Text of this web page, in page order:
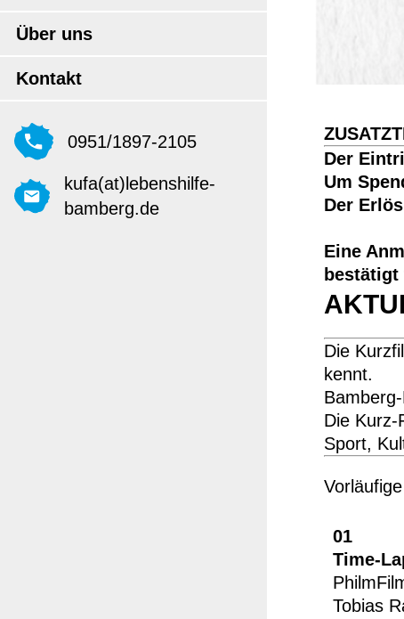
Über uns
Kontakt
0951/1897-2105
kufa(at)lebenshilfe-
bamberg.de
Der
Um
Der
Eine
Die
kennt.
Die Kurz-
Sport,
01
Time-
Tobias